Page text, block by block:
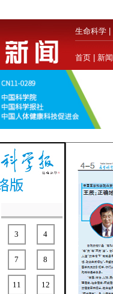
生命科学
首页 新闻
3 4
7 8
11 12